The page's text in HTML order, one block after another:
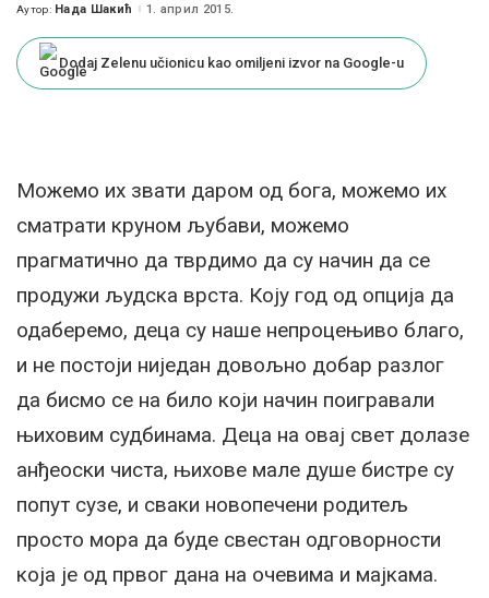
Posted
Аутор: Нада Шакић 1. април 2015.
Dodaj Zelenu učionicu kao omiljeni izvor na Google-u
Можемо их звати даром од бога, можемо их
сматрати круном љубави, можемо
прагматично да тврдимо да су начин да се
продужи људска врста. Коју год од опција да
одаберемо, деца су наше непроцењиво благо,
и не постоји ниједан довољно добар разлог
да бисмо се на било који начин поигравали
њиховим судбинама. Деца на овај свет долазе
анђеоски чиста, њихове мале душе бистре су
попут сузе, и сваки новопечени родитељ
просто мора да буде свестан одговорности
која је од првог дана на очевима и мајкама.